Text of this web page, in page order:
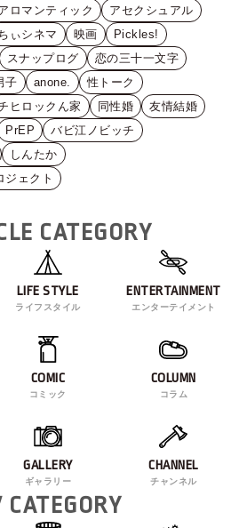
ロマンティック
アセクシュアル
ぃシネマ 映画
Pickles!
スナップログ
恋の三十一文字
子
anone.
性トーク
ヒロックん家 同性婚
友情結婚
PrEP
バビ江ノビッチ
しんたか
ジェクト
CATEGORY
LIFE STYLE
ライフスタイル
ENTERTAINMENT
エンターテイメント
COMIC
コミック
COLUMN
コラム
GALLERY
ギャラリー
CHANNEL
チャンネル
CATEGORY